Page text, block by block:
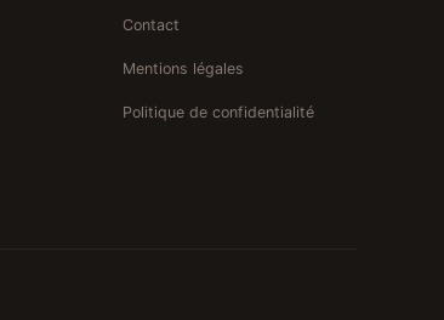
Contact
Mentions légales
Politique de confidentialité